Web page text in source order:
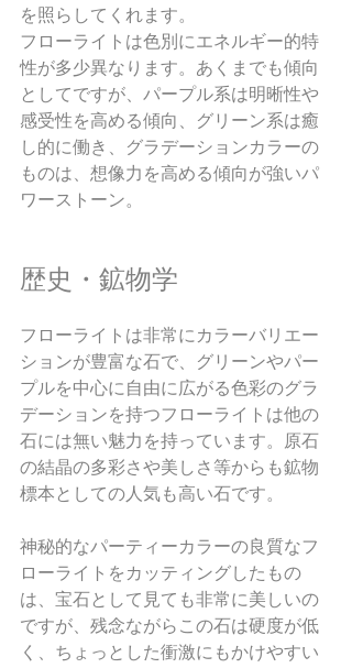
を照らしてくれます。
フローライトは色別にエネルギー的特
性が多少異なります。あくまでも傾向
としてですが、パープル系は明晰性や
感受性を高める傾向、グリーン系は癒
し的に働き、グラデーションカラーの
ものは、想像力を高める傾向が強いパ
ワーストーン。
歴史・鉱物学
フローライトは非常にカラーバリエー
ションが豊富な石で、グリーンやパー
プルを中心に自由に広がる色彩のグラ
デーションを持つフローライトは他の
石には無い魅力を持っています。原石
の結晶の多彩さや美しさ等からも鉱物
標本としての人気も高い石です。
神秘的なパーティーカラーの良質なフ
ローライトをカッティングしたもの
は、宝石として見ても非常に美しいの
ですが、残念ながらこの石は硬度が低
く、ちょっとした衝激にもかけやすい